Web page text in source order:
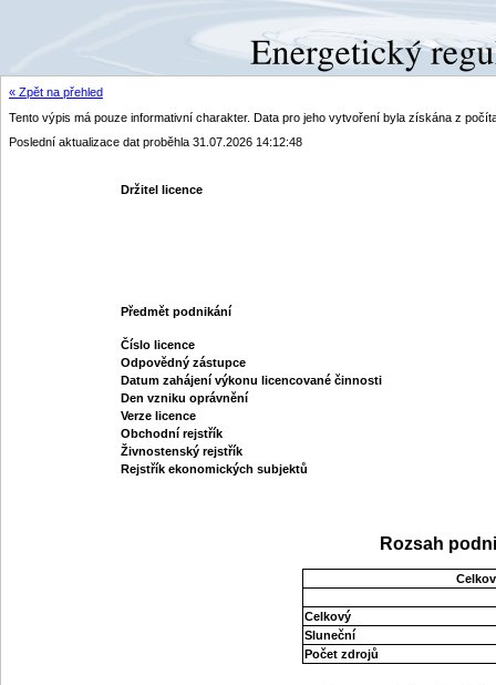
« Zpět na přehled
Tento výpis má pouze informativní charakter. Data pro jeho vytvoření byla získána z
Poslední aktualizace dat proběhla 31.07.2026 14:12:48
Držitel licence
Předmět podnikání
Číslo licence
Odpovědný zástupce
Datum zahájení výkonu licencované činnosti
Den vzniku oprávnění
Verze licence
Obchodní rejstřík
Živnostenský rejstřík
Rejstřík ekonomických subjektů
Rozsah
Celkový
Sluneční
Počet zdrojů